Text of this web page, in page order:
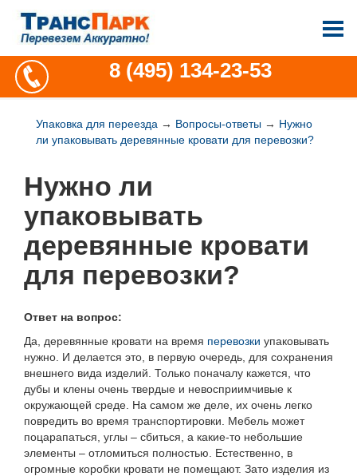
8 (495) 134-23-53
Упаковка для переезда → Вопросы-ответы → Нужно
ли упаковывать деревянные кровати для перевозки?
Нужно ли
упаковывать
деревянные кровати
для перевозки?
Ответ на вопрос:
Да, деревянные кровати на время перевозки упаковывать
нужно. И делается это, в первую очередь, для сохранения
внешнего вида изделий. Только поначалу кажется, что
дубы и клены очень твердые и невосприимчивые к
окружающей среде. На самом же деле, их очень легко
повредить во время транспортировки. Мебель может
поцарапаться, углы – сбиться, а какие-то небольшие
элементы – отломиться полностью. Естественно, в
огромные коробки кровати не помещают. Зато изделия из